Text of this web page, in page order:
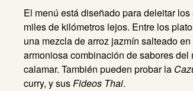
El menú está diseñado para deleitar
miles de kilómetros lejos. Entre los
una mezcla de arroz jazmín salteado
armoniosa combinación de sabores
calamar. También pueden probar la
curry, y susFideos Thai.